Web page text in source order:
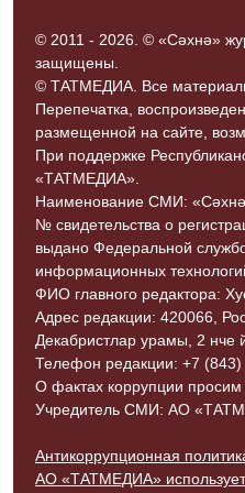
© 2011 - 2026. © «Сәхнә»
защищены.
© ТАТМЕДИА. Все
Перепечатка,
размещенной на сайте,
При поддержке
«ТАТМЕДИА».
Наименование СМИ:
№ свидетельства о
выдано Федеральной
информационных
ФИО главного редактора:
Адрес редакции: 420066,
Декабристлар урамы, 2 нче
Телефон редакции: +7
О фактах коррупции
Учредитель СМИ: АО
Антикоррупционная
АО «ТАТМЕДИА»